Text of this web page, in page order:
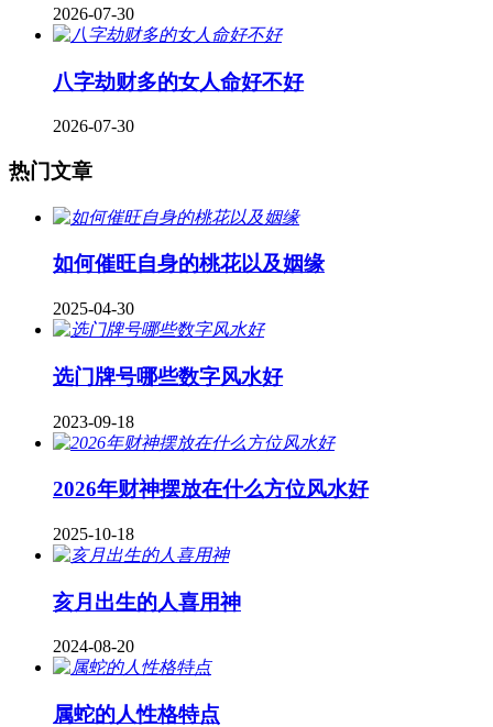
2026-07-30
八字劫财多的女人命好不好
2026-07-30
热门文章
如何催旺自身的桃花以及姻缘
2025-04-30
​选门牌号哪些数字风水好
2023-09-18
2026年财神摆放在什么方位风水好
2025-10-18
亥月出生的人喜用神
2024-08-20
属蛇的人性格特点